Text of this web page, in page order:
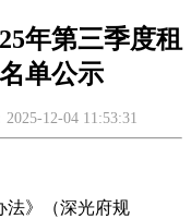
年第三季度租
单公示
12-04 11:53:31
法》（深光府规